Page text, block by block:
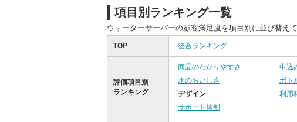
項目別ランキング一覧
ウォーターサーバーの顧客満足度を項目別に並び替え
TOP 総合ランキング
評価項目別
ランキング
商品のわかりやすさ 申込
水のおいしさ
ボト
デザイン
利用
サポート体制